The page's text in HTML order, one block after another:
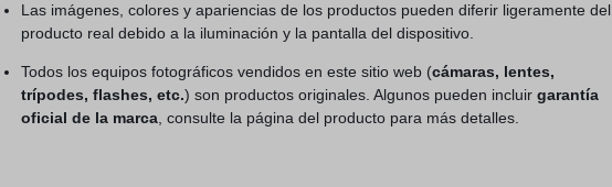
Las imágenes, colores y apariencias de los productos pueden diferir ligeramente del
producto real debido a la iluminación y la pantalla del dispositivo.
Todos los equipos fotográficos vendidos en este sitio web (cámaras, lentes,
trípodes, flashes, etc.) son productos originales. Algunos pueden incluirgarantía
oficial de la marca , consulte la página del producto para más detalles.